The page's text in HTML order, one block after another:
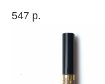
547 р.